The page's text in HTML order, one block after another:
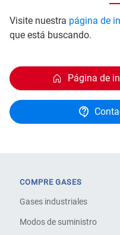
Visite nuestra página de
que está buscando.
Página de
COMPRE GASES
Gases industriales
Modos de suministro